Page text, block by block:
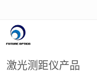
首页
激光测距仪产品